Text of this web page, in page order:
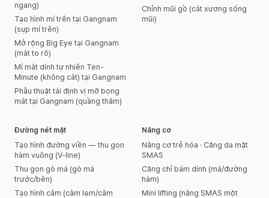
ngang)
Tạo hình mí trên tại Gangnam
(sụp mí trên)
Mở rộng Big Eye tại Gangnam
(mắt to rõ)
Mí mắt dính tự nhiên Ten-
Minute (không cắt) tại Gangnam
Phẫu thuật tái định vị mỡ bọng
mắt tại Gangnam (quầng thâm)
Chỉnh mũi gồ (cắt xương sống
mũi)
Đường nét mặt
Tạo hình đường viền — thu gọn
hàm vuông (V-line)
Thu gọn gò má (gò má
trước/bên)
Tạo hình cằm (cằm lẹm/cằm
Nâng cơ
Nâng cơ trẻ hóa · Căng da mặt
SMAS
Căng chỉ bám dính (má/đường
hàm)
Mini lifting (nâng SMAS một